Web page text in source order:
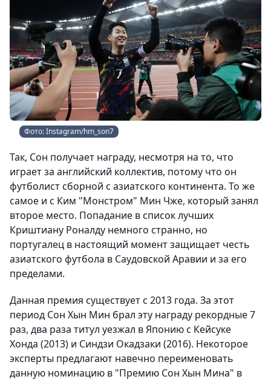
Фото: Instagram/hm_son7
Так, Сон получает награду, несмотря на то, что
играет за английский коллектив, потому что он
футболист сборной с азиатского континента. То же
самое и с Ким "Монстром" Мин Чже, который занял
второе место. Попадание в список лучших
Криштиану Роналду немного странно, но
португалец в настоящий момент защищает честь
азиатского футбола в Саудовской Аравии и за его
пределами.
Данная премия существует с 2013 года. За этот
период Сон Хын Мин брал эту награду рекордные 7
раз, два раза титул уезжал в Японию с Кейсуке
Хонда (2013) и Синдзи Окадзаки (2016). Некоторое
эксперты предлагают навечно переименовать
данную номинацию в "Премию Сон Хын Мина" в